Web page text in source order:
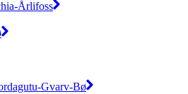
Årlifoss
Gvarv-Bø